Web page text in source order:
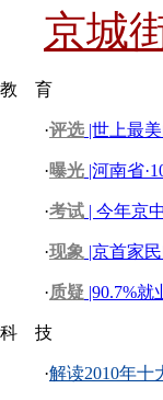
京城
教 育
·评选 |世上最
·曝光 |河南省
·考试 | 今年京
·现象 |京首家
·质疑 |90.7%
科 技
·解读2010年十